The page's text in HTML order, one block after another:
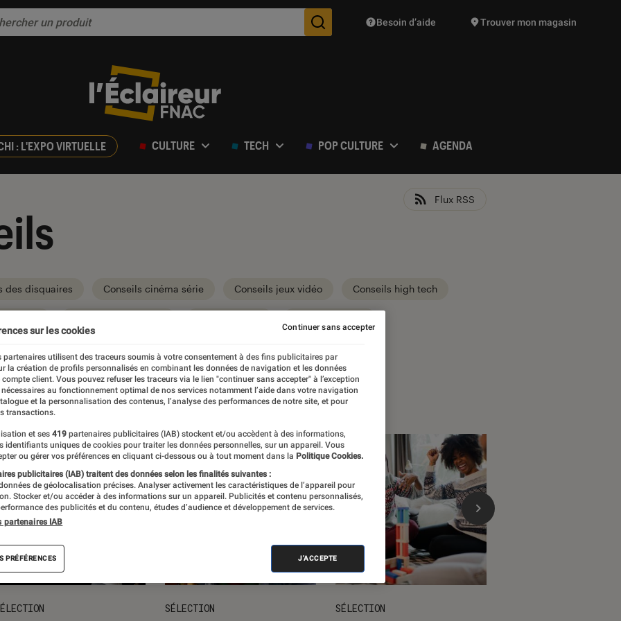
Des suggestions de produits vont vous être proposées
Besoin d’aide Trouver mon magasin
: L'EXPO VIRTUELLE CULTURE TECH POP CULTURE AGENDA
Flux RSS
des disquaires Conseils cinéma série Conseils jeux vidéo Conseils high tech
SÉLECTION SÉLECTION
sur les cookies
partenaires utilisent des traceurs soumis à votre consentement à des fins publicitaires par
la création de profils personnalisés en combinant les données de navigation et les données
compte client. Vous pouvez refuser les traceurs via le lien "continuer sans accepter" à l’exception
au fonctionnement optimal de nos services notamment l’aide dans votre navigation
et la personnalisation des contenus, l’analyse des performances de notre site, et pour
transactions.
et ses 419 partenaires publicitaires (IAB) stockent et/ou accèdent à des informations,
identifiants uniques de cookies pour traiter les données personnelles, sur un appareil. Vous
ou gérer vos préférences en cliquant ci-dessous ou à tout moment dans la Politique Cookies.
publicitaires (IAB) traitent des données selon les finalités suivantes :
de géolocalisation précises. Analyser activement les caractéristiques de l’appareil pour
Stocker et/ou accéder à des informations sur un appareil. Publicités et contenu personnalisés,
des publicités et du contenu, études d’audience et développement de services.
partenaires IAB
PRÉFÉRENCES J'ACCEPTE
Continuer sans accepter